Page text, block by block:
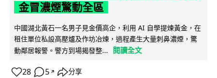
金冒濃煙驚動全區
中國湖北黃石一名男子見金價高企，利用 AI 自學提煉黃金，在
租住單位私設高壓爐及作坊冶煉，過程產生大量刺鼻濃煙，驚
動鄰居報警。警方到場揭發整...
閱讀全文
28 5 ↗ 分享